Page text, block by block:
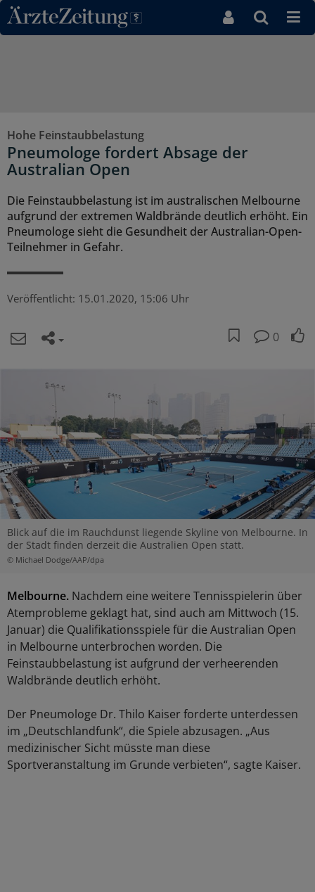
Direkt zum Inhaltsbereich
Hohe Feinstaubbelastung
Pneumologe fordert Absage der
Australian Open
Die Feinstaubbelastung ist im australischen Melbourne
aufgrund der extremen Waldbrände deutlich erhöht. Ein
Pneumologe sieht die Gesundheit der Australian-Open-
Teilnehmer in Gefahr.
Veröffentlicht: 15.01.2020, 15:06 Uhr
0
Blick auf die im Rauchdunst liegende Skyline von Melbourne. In
der Stadt finden derzeit die Australien Open statt.
© Michael Dodge/AAP/dpa
Melbourne. Nachdem eine weitere Tennisspielerin über
Atemprobleme geklagt hat, sind auch am Mittwoch (15.
Januar) die Qualifikationsspiele für die Australian Open
in Melbourne unterbrochen worden. Die
Feinstaubbelastung ist aufgrund der verheerenden
Waldbrände deutlich erhöht.
Der Pneumologe Dr. Thilo Kaiser forderte unterdessen
im „Deutschlandfunk“, die Spiele abzusagen. „Aus
medizinischer Sicht müsste man diese
Sportveranstaltung im Grunde verbieten“, sagte Kaiser.